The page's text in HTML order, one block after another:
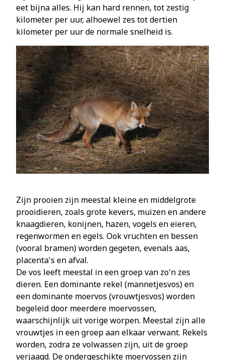
eet bijna alles. Hij kan hard rennen, tot zestig
kilometer per uur, alhoewel zes tot dertien
kilometer per uur de normale snelheid is.
Zijn prooien zijn meestal kleine en middelgrote
prooidieren, zoals grote kevers, muizen en andere
knaagdieren, konijnen, hazen, vogels en eieren,
regenwormen en egels. Ook vruchten en bessen
(vooral bramen) worden gegeten, evenals aas,
placenta's en afval.
De vos leeft meestal in een groep van zo'n zes
dieren. Een dominante rekel (mannetjesvos) en
een dominante moervos (vrouwtjesvos) worden
begeleid door meerdere moervossen,
waarschijnlijk uit vorige worpen. Meestal zijn alle
vrouwtjes in een groep aan elkaar verwant. Rekels
worden, zodra ze volwassen zijn, uit de groep
verjaagd. De ondergeschikte moervossen zijn